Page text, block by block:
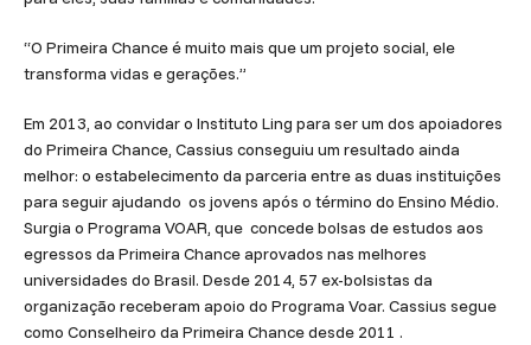
“O Primeira Chance é muito mais que um projeto social, ele
transforma vidas e gerações.”
Em 2013, ao convidar o Instituto Ling para ser um dos apoiadores
do Primeira Chance, Cassius conseguiu um resultado ainda
melhor: o estabelecimento da parceria entre as duas instituições
para seguir ajudando os jovens após o término do Ensino Médio.
Surgia o Programa VOAR, que concede bolsas de estudos aos
egressos da Primeira Chance aprovados nas melhores
universidades do Brasil. Desde 2014, 57 ex-bolsistas da
organização receberam apoio do Programa Voar. Cassius segue
como Conselheiro da Primeira Chance desde 2011 .